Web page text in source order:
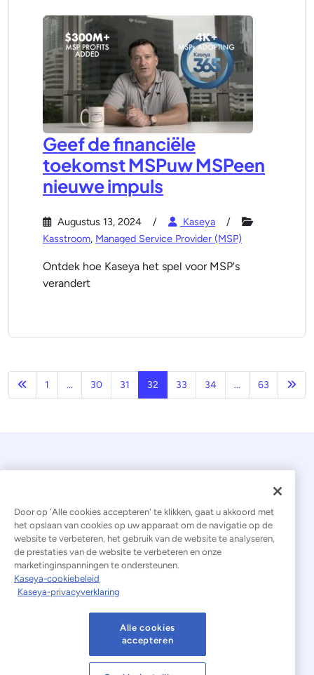
Geef de financiële
toekomst MSPuw MSPeen
nieuwe impuls
Augustus 13, 2024
Kaseya
Kasstroom, Managed Service Provider (MSP)
Ontdek hoe Kaseya het spel voor MSP's
verandert
Vorige
1 ... 30 31 32 33 34 ... 63
© 2026 Kaseya. Alle rechten voorbehouden.
Nederlands
Verklaring inzake moderne slavernij
Gebruiksvoorwaarden van de website
Privacyverklaring Sitemap Cookies Settings
Door op 'Alle cookies accepteren' te klikken, gaat u akkoord met
het opslaan van cookies op uw apparaat om de navigatie op de
website te verbeteren, het gebruik van de website te analyseren,
de prestaties van de website te verbeteren en onze
marketinginspanningen te ondersteunen.
Kaseya-cookiebeleid
Kaseya-privacyverklaring
Alle cookies
accepteren